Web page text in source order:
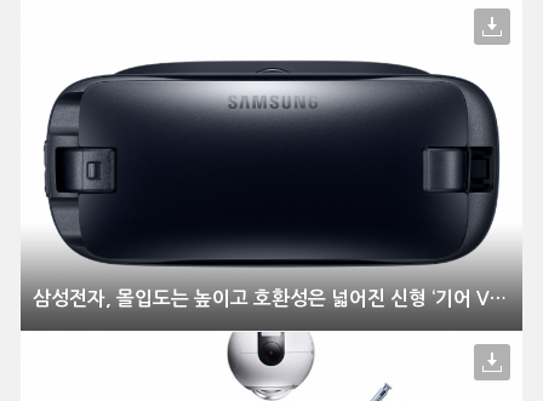
삼성전자, 몰입도는 높이고 호환성은 넓어진 신형 ‘기어 VR’ 출시